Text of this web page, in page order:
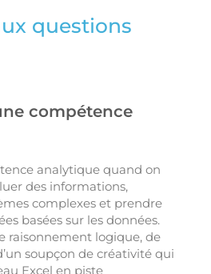
questions
compétence
analytique quand on
des informations,
complexes et prendre
basées sur les données.
raisonnement logique, de
soupçon de créativité qui
Excel en piste